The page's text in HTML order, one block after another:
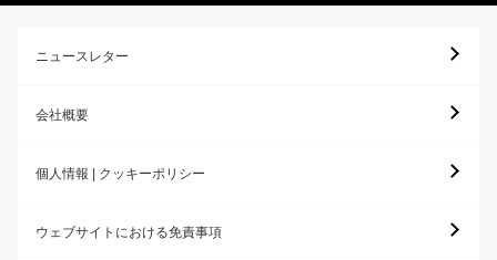
ニュースレター
会社概要
個人情報 | クッキーポリシー
ウェブサイトにおける免責事項